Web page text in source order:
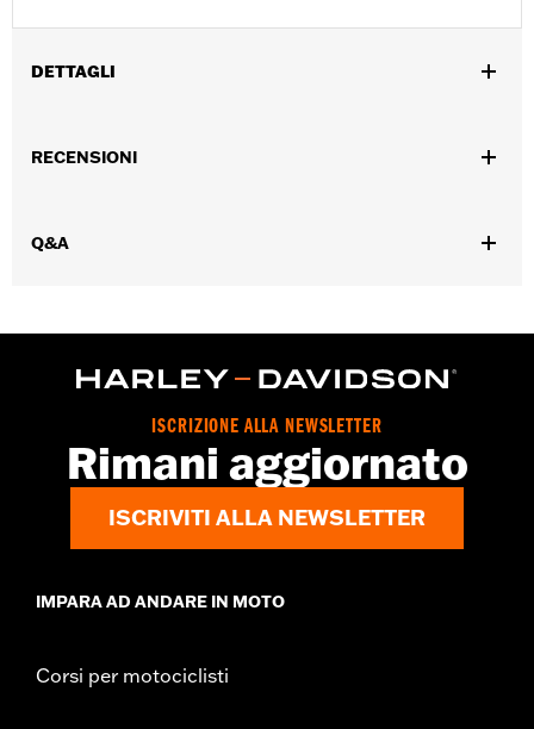
DETTAGLI
Caratteristiche funzionali:
Origine:
RECENSIONI
Q&A
ISCRIZIONE ALLA NEWSLETTER
Rimani aggiornato
ISCRIVITI ALLA NEWSLETTER
IMPARA AD ANDARE IN MOTO
Corsi per motociclisti